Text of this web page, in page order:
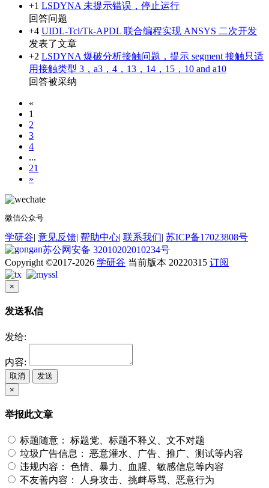
+1 LSDYNA 未提示错误，停止运行
回答问题
+4 UIDL-Tcl/Tk-APDL 联合编程实现 ANSYS 二次开发
发表了文章
+2 LSDYNA 爆破分析接触问题，提示 segment 接触只适
用接触类型 3，a3，4，13，14，15，10 and a10
回答被采纳
«
1
2
3
4
...
21
»
微信公众号
学研谷| 意见反馈| 帮助中心| 联系我们| 苏ICP备17023808号
苏公网安备 32010202010234号
Copyright ©2017-2026 学研谷 当前版本 20220315 订阅
×
发送私信
发给:
内容:
取消
发送
×
举报此文章
标题随意： 标题党、标题不释义、文不对题
垃圾广告信息： 恶意灌水、广告、推广、测试等内容
违规内容： 色情、暴力、血腥、敏感信息等内容
不友善内容：
人身攻击、挑衅辱骂、恶意行为